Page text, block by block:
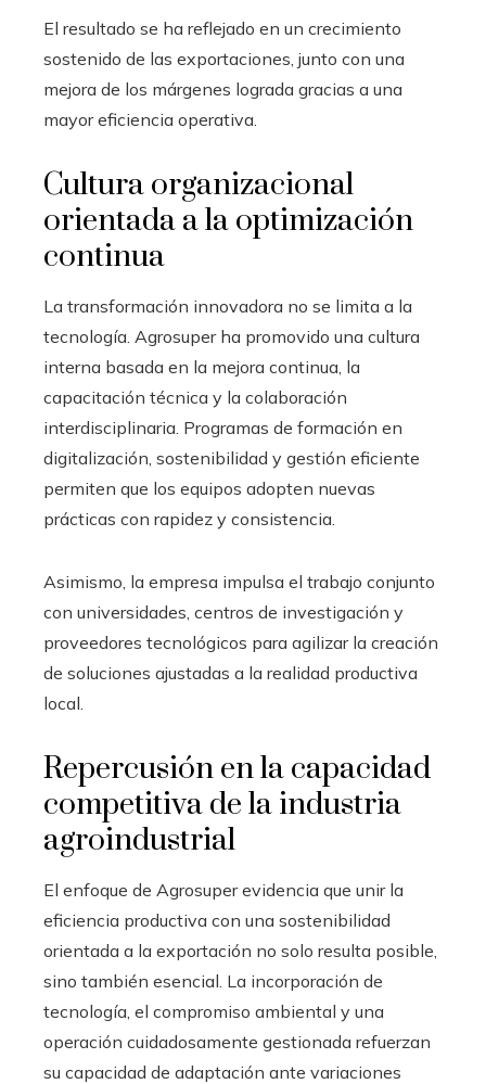
El resultado se ha reflejado en un crecimiento
sostenido de las exportaciones, junto con una
mejora de los márgenes lograda gracias a una
mayor eficiencia operativa.
Cultura organizacional
orientada a la optimización
continua
La transformación innovadora no se limita a la
tecnología. Agrosuper ha promovido una cultura
interna basada en la mejora continua, la
capacitación técnica y la colaboración
interdisciplinaria. Programas de formación en
digitalización, sostenibilidad y gestión eficiente
permiten que los equipos adopten nuevas
prácticas con rapidez y consistencia.
Asimismo, la empresa impulsa el trabajo conjunto
con universidades, centros de investigación y
proveedores tecnológicos para agilizar la creación
de soluciones ajustadas a la realidad productiva
local.
Repercusión en la capacidad
competitiva de la industria
agroindustrial
El enfoque de Agrosuper evidencia que unir la
eficiencia productiva con una sostenibilidad
orientada a la exportación no solo resulta posible,
sino también esencial. La incorporación de
tecnología, el compromiso ambiental y una
operación cuidadosamente gestionada refuerzan
su capacidad de adaptación ante variaciones